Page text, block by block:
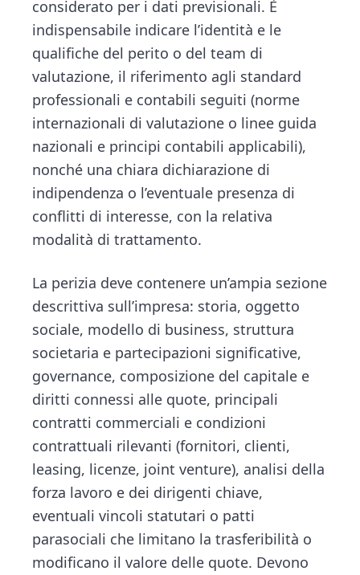
considerato per i dati previsionali. È
indispensabile indicare l’identità e le
qualifiche del perito o del team di
valutazione, il riferimento agli standard
professionali e contabili seguiti (norme
internazionali di valutazione o linee guida
nazionali e principi contabili applicabili),
nonché una chiara dichiarazione di
indipendenza o l’eventuale presenza di
conflitti di interesse, con la relativa
modalità di trattamento.
La perizia deve contenere un’ampia sezione
descrittiva sull’impresa: storia, oggetto
sociale, modello di business, struttura
societaria e partecipazioni significative,
governance, composizione del capitale e
diritti connessi alle quote, principali
contratti commerciali e condizioni
contrattuali rilevanti (fornitori, clienti,
leasing, licenze, joint venture), analisi della
forza lavoro e dei dirigenti chiave,
eventuali vincoli statutari o patti
parasociali che limitano la trasferibilità o
modificano il valore delle quote. Devono